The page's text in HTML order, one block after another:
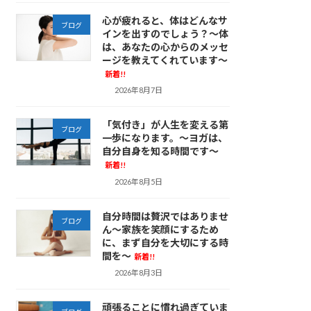
ブログ
心が疲れると、体はどんなサ
インを出すのでしょう？～体
は、あなたの心からのメッセ
ージを教えてくれています～
新着!!
2026年8月7日
ブログ
「気付き」が人生を変える第
一歩になります。～ヨガは、
自分自身を知る時間です～
新着!!
2026年8月5日
ブログ
自分時間は贅沢ではありませ
ん～家族を笑顔にするため
に、まず自分を大切にする時
間を～ 新着!!
2026年8月3日
頑張ることに慣れ過ぎていま